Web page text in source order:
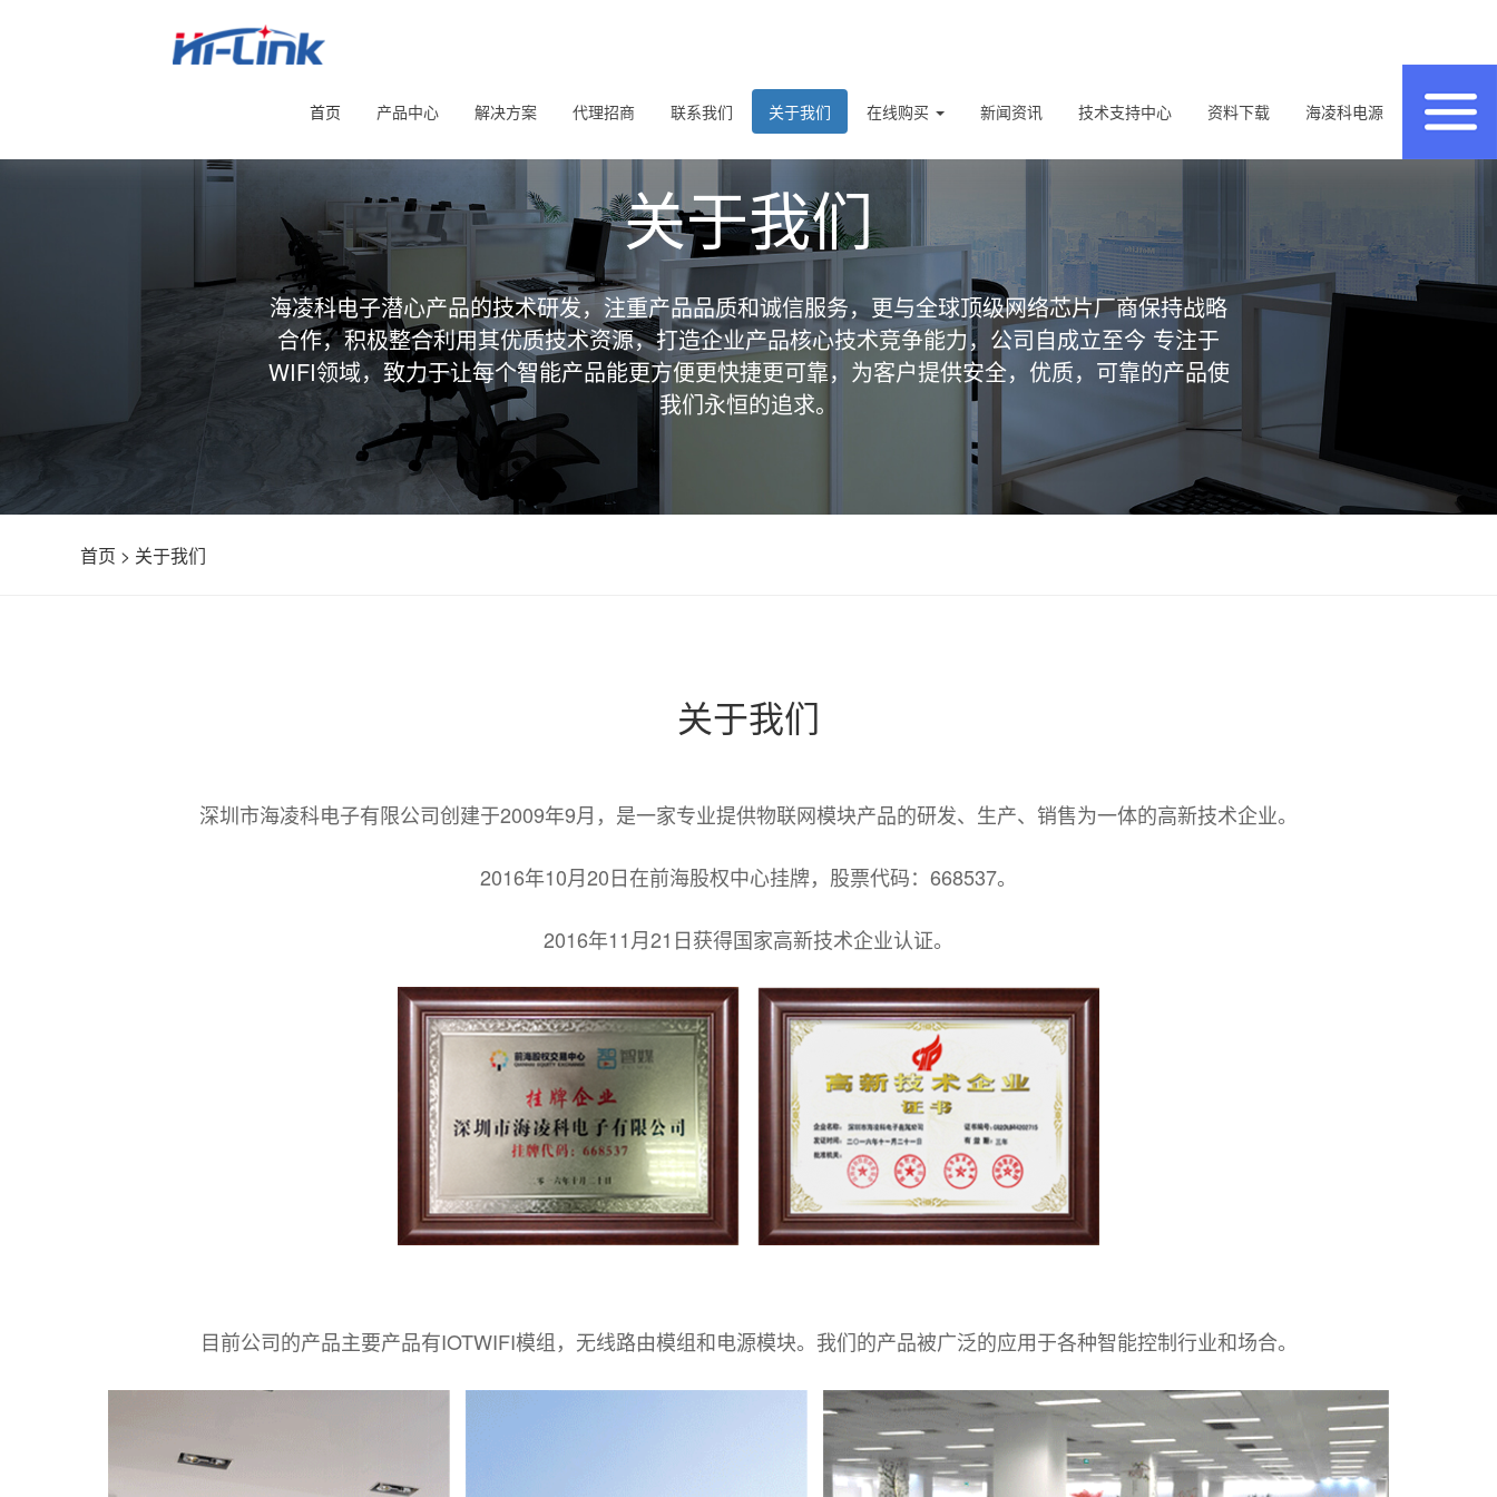
首页 产品中心 解决方案 代理招商 联系我们 关于我们 在线购买 新闻资讯 技术支持中心 资料下载 海凌科电源
关于我们
海凌科电子潜心产品的技术研发，注重产品品质和诚信服务，更与全球顶级网络芯片厂商保持战略
合作，积极整合利用其优质技术资源，打造企业产品核心技术竞争能力，公司自成立至今 专注于
WIFI领域，致力于让每个智能产品能更方便更快捷更可靠，为客户提供安全，优质，可靠的产品使
我们永恒的追求。
首页 > 关于我们
关于我们
深圳市海凌科电子有限公司创建于2009年9月，是一家专业提供物联网模块产品的研发、生产、销售为一体的高新技术企业。
2016年10月20日在前海股权中心挂牌，股票代码：668537。
2016年11月21日获得国家高新技术企业认证。
目前公司的产品主要产品有IOTWIFI模组，无线路由模组和电源模块。我们的产品被广泛的应用于各种智能控制行业和场合。